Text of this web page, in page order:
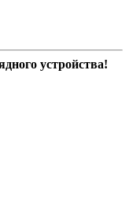
устройства!